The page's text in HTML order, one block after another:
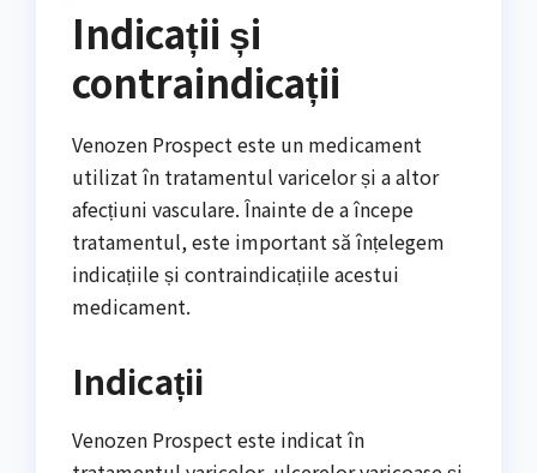
Indicații și
contraindicații
Venozen Prospect este un medicament
utilizat în tratamentul varicelor și a altor
afecțiuni vasculare. Înainte de a începe
tratamentul, este important să înțelegem
indicațiile și contraindicațiile acestui
medicament.
Indicații
Venozen Prospect este indicat în